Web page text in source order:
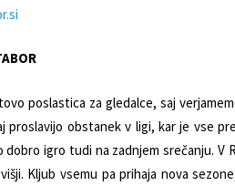
poslastica za gledalce, saj
proslavijo obstanek v ligi, kar je vse
igro tudi na zadnjem srečanju. V
Kljub vsemu pa prihaja nova